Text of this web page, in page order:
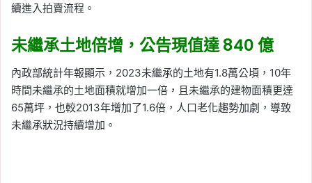
續進入拍賣流程。
未繼承土地倍增，公告現值達 840 億
內政部統計年報顯示，2023未繼承的土地有1.8萬公頃，10年
時間未繼承的土地面積就增加一倍，且未繼承的建物面積更達
65萬坪，也較2013年增加了1.6倍，人口老化趨勢加劇，導致
未繼承狀況持續增加。